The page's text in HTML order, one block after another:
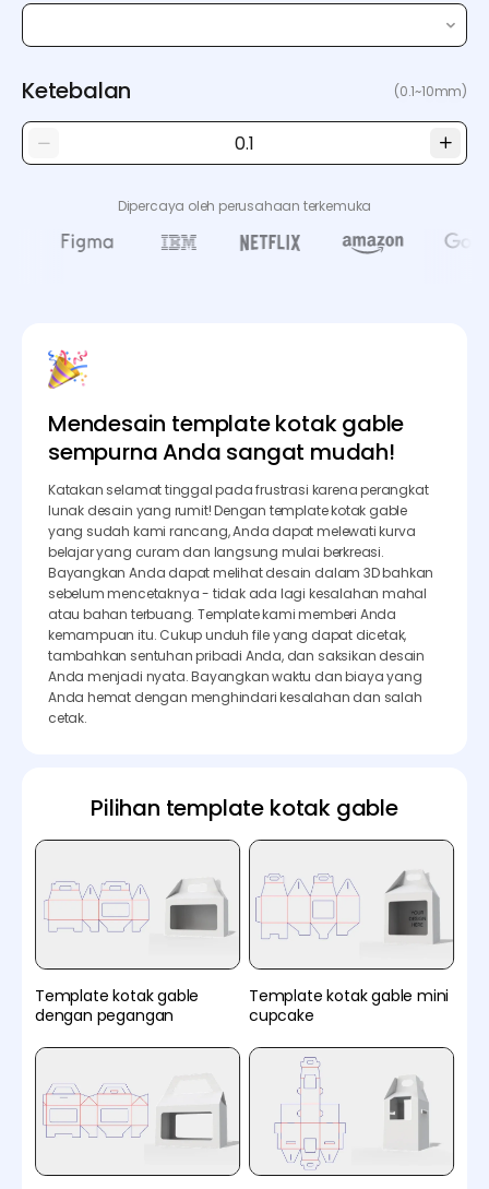
Ketebalan (0.1~10mm)
Dipercaya oleh perusahaan terkemuka
Mendesain template kotak gable
sempurna Anda sangat mudah!
Katakan selamat tinggal pada frustrasi karena perangkat
lunak desain yang rumit! Dengan template kotak gable
yang sudah kami rancang, Anda dapat melewati kurva
belajar yang curam dan langsung mulai berkreasi.
Bayangkan Anda dapat melihat desain dalam 3D bahkan
sebelum mencetaknya - tidak ada lagi kesalahan mahal
atau bahan terbuang. Template kami memberi Anda
kemampuan itu. Cukup unduh file yang dapat dicetak,
tambahkan sentuhan pribadi Anda, dan saksikan desain
Anda menjadi nyata. Bayangkan waktu dan biaya yang
Anda hemat dengan menghindari kesalahan dan salah
cetak.
Pilihan template kotak gable
Template kotak gable
dengan pegangan
Template kotak gable mini
cupcake